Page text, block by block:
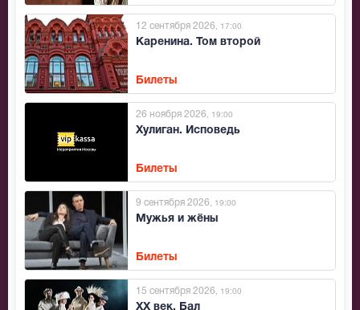
Каренина. Том второй
12 сентября 2026 , 17:00
Билеты
Хулиган. Исповедь
26 ноября 2026 , 19:00
Билеты
Мужья и жёны
9 сентября 2026 , 19:00
Билеты
XX век. Бал
15 сентября 2026 , 19:00